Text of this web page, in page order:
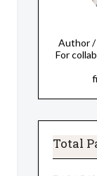
Author /
For
Total